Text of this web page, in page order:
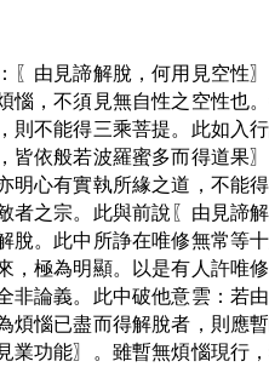
〖 由見諦解脫，何用見空性〗
惱，不須見無自性之空性也。
則不能得三乘菩提。此如入
皆依般若波羅蜜多而得道果〗
明心有實執所緣之道，不能
者之宗。此與前說 〖 由見諦
脫。此中所諍在唯修無常等
，極為明顯。以是有人許唯
非論義。此中破他意雲：若
煩惱已盡而得解脫者，則應
業功能〗 。雖暫無煩惱現行